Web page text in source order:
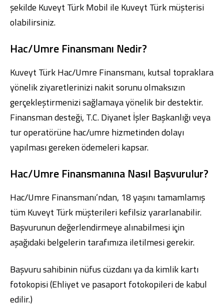
Dijital Bankacılık Hakkımızda Finans Portalı
Şube ve ATM’ler
İletişim
Ürün ve Hizmet Ücretleri
Englishالعربية
Dijital Bankacılık Hakkımızda Finans Portalı
Yatırımcı İlişkileri
Şube ve ATM’ler
İletişim
Ürün ve Hizmet Ücretleri
Englishالعربية
şekilde Kuveyt Türk Mobil ile Kuveyt Türk müşterisi
olabilirsiniz.
Hac/Umre Finansmanı Nedir?
Kuveyt Türk Hac/Umre Finansmanı, kutsal topraklara
yönelik ziyaretlerinizi nakit sorunu olmaksızın
gerçekleştirmenizi sağlamaya yönelik bir destektir.
Finansman desteği, T.C. Diyanet İşler Başkanlığı veya
tur operatörüne hac/umre hizmetinden dolayı
yapılması gereken ödemeleri kapsar.
Hac/Umre Finansmanına Nasıl Başvurulur?
Hac/Umre Finansmanı’ndan, 18 yaşını tamamlamış
tüm Kuveyt Türk müşterileri kefilsiz yararlanabilir.
Başvurunun değerlendirmeye alınabilmesi için
aşağıdaki belgelerin tarafımıza iletilmesi gerekir.
Başvuru sahibinin nüfus cüzdanı ya da kimlik kartı
fotokopisi (Ehliyet ve pasaport fotokopileri de kabul
edilir.)